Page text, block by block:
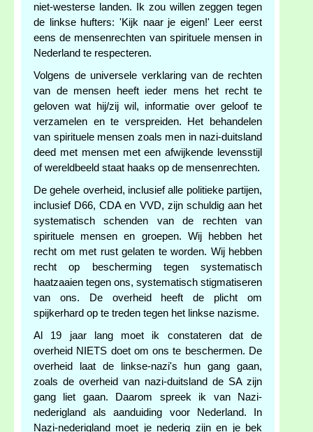
niet-westerse landen. Ik zou willen zeggen tegen
de linkse hufters: 'Kijk naar je eigen!' Leer eerst
eens de mensenrechten van spirituele mensen in
Nederland te respecteren.
Volgens de universele verklaring van de rechten
van de mensen heeft ieder mens het recht te
geloven wat hij/zij wil, informatie over geloof te
verzamelen en te verspreiden. Het behandelen
van spirituele mensen zoals men in nazi-duitsland
deed met mensen met een afwijkende levensstijl
of wereldbeeld staat haaks op de mensenrechten.
De gehele overheid, inclusief alle politieke partijen,
inclusief D66, CDA en VVD, zijn schuldig aan het
systematisch schenden van de rechten van
spirituele mensen en groepen. Wij hebben het
recht om met rust gelaten te worden. Wij hebben
recht op bescherming tegen systematisch
haatzaaien tegen ons, systematisch stigmatiseren
van ons. De overheid heeft de plicht om
spijkerhard op te treden tegen het linkse nazisme.
Al 19 jaar lang moet ik constateren dat de
overheid NIETS doet om ons te beschermen. De
overheid laat de linkse-nazi's hun gang gaan,
zoals de overheid van nazi-duitsland de SA zijn
gang liet gaan. Daarom spreek ik van Nazi-
nederigland als aanduiding voor Nederland. In
Nazi-nederigland moet je nederig zijn en je bek